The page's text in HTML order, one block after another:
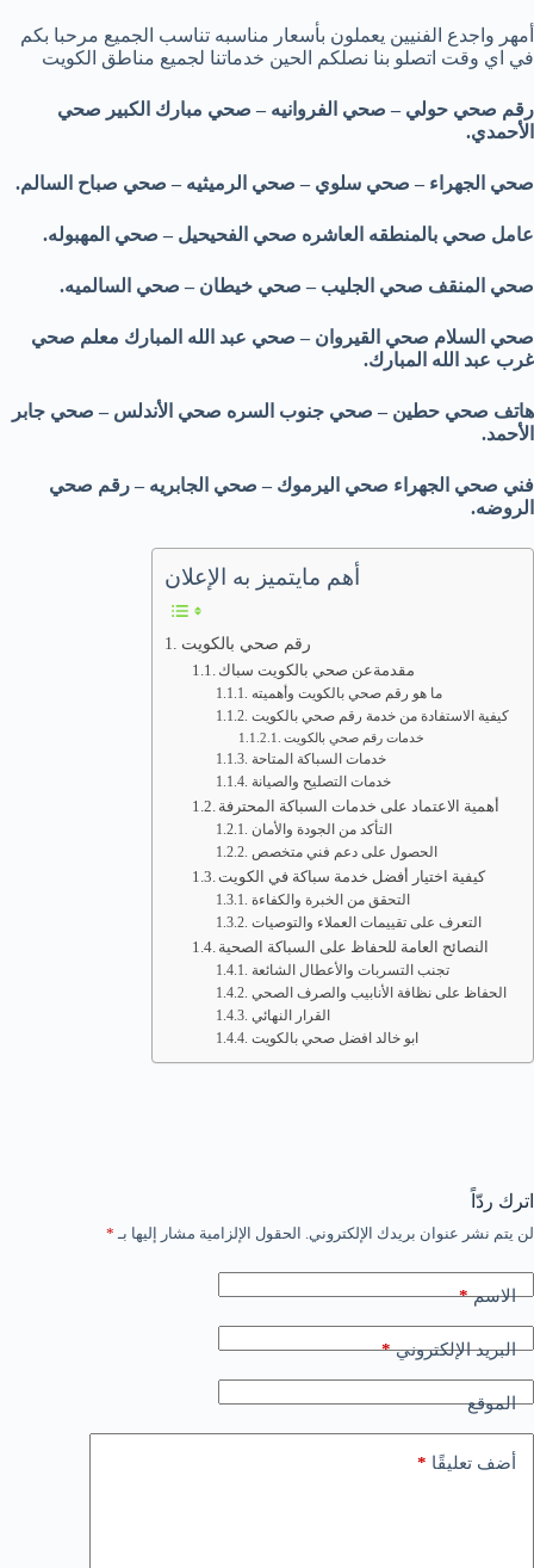
أمهر واجدع الفنيين يعملون بأسعار مناسبه تناسب الجميع مرحبا بكم
في اي وقت اتصلو بنا نصلكم الحين خدماتنا لجميع مناطق الكويت
رقم صحي حولي – صحي الفروانيه – صحي مبارك الكبير صحي
الأحمدي.
صحي الجهراء – صحي سلوي – صحي الرميثيه – صحي صباح السالم.
عامل صحي بالمنطقه العاشره صحي الفحيحيل – صحي المهبوله.
صحي المنقف صحي الجليب – صحي خيطان – صحي السالميه.
صحي السلام صحي القيروان – صحي عبد الله المبارك معلم صحي
غرب عبد الله المبارك.
هاتف صحي حطين – صحي جنوب السره صحي الأندلس – صحي جابر
الأحمد.
فني صحي الجهراء صحي اليرموك – صحي الجابريه – رقم صحي
الروضه.
أهم مايتميز به الإعلان
رقم صحي بالكويت
مقدمةعن صحي بالكويت سباك
ما هو رقم صحي بالكويت وأهميته
كيفية الاستفادة من خدمة رقم صحي بالكويت
خدمات رقم صحي بالكويت
خدمات السباكة المتاحة
خدمات التصليح والصيانة
أهمية الاعتماد على خدمات السباكة المحترفة
التأكد من الجودة والأمان
الحصول على دعم فني متخصص
كيفية اختيار أفضل خدمة سباكة في الكويت
التحقق من الخبرة والكفاءة
التعرف على تقييمات العملاء والتوصيات
النصائح العامة للحفاظ على السباكة الصحية
تجنب التسربات والأعطال الشائعة
الحفاظ على نظافة الأنابيب والصرف الصحي
القرار النهائي
ابو خالد افضل صحي بالكويت
اترك ردّاً
لن يتم نشر عنوان بريدك الإلكتروني. الحقول الإلزامية مشار إليها بـ *
الاسم*
البريد الإلكتروني*
الموقع
أضف تعليقًا *